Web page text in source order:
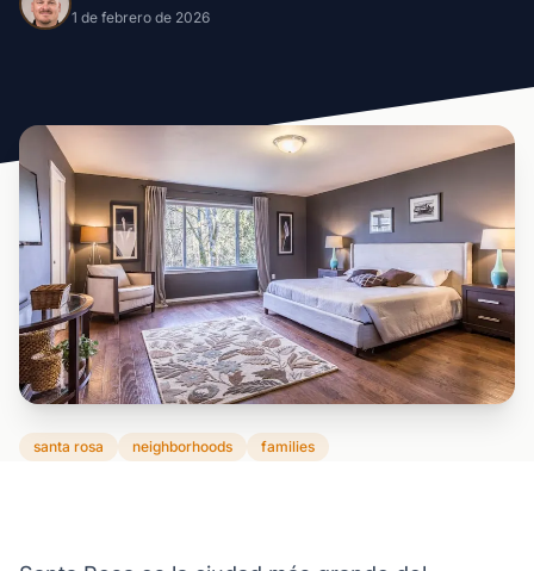
1 de febrero de 2026
santa rosa neighborhoods families